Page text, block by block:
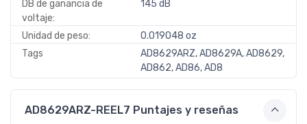
DB de ganancia de
voltaje:
145 dB
Unidad de peso:
0.019048 oz
Tags
AD8629ARZ, AD8629A, AD8629,
AD862, AD86, AD8
AD8629ARZ-REEL7 Puntajes y reseñas